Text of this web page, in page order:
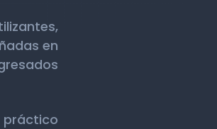
en
práctico